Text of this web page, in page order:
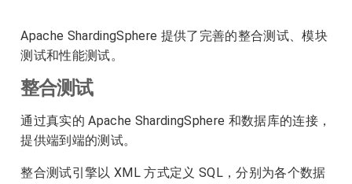
Apache ShardingSphere 提供了完善的整合测试、模块
测试和性能测试。
整合测试
通过真实的 Apache ShardingSphere 和数据库的连接，
提供端到端的测试。
整合测试引擎以 XML 方式定义 SQL，分别为各个数据